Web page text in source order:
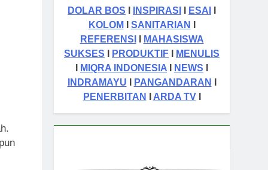
DOLAR BOS I INSPIRASI I ESAI I
KOLOMISANITARIANI
REFERENSIIMAHASISWA
SUKSES I PRODUKTIF I MENULIS
I MIQRA INDONESIA I NEWS I
INDRAMAYUIPANGANDARANI
PENERBITANIARDA TVI